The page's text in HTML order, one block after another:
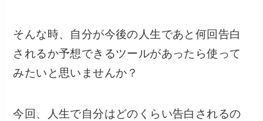
そんな時、自分が今後の人生であと何回告白
されるか予想できるツールがあったら使って
みたいと思いませんか？
今回、人生で自分はどのくらい告白されるの